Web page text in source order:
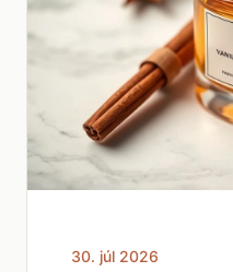
30. júl 2026